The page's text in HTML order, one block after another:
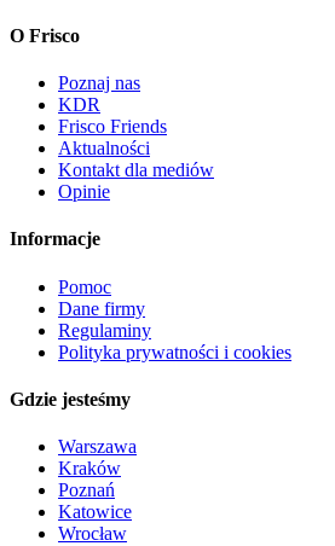
O Frisco
Poznaj nas
KDR
Frisco Friends
Aktualności
Kontakt dla mediów
Opinie
Informacje
Pomoc
Dane firmy
Regulaminy
Polityka prywatności i cookies
Gdzie jesteśmy
Warszawa
Kraków
Poznań
Katowice
Wrocław